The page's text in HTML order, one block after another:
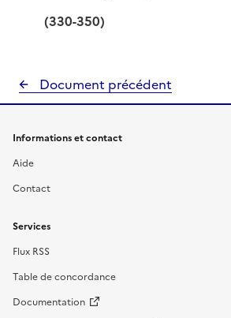
(330-350)
Document précédent
Informations et contact
Aide
Contact
Services
Flux RSS
Table de concordance
Documentation